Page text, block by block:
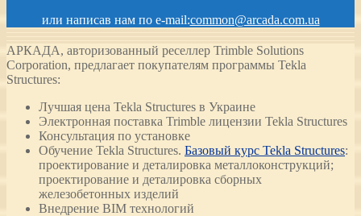
или написав нам по e-mail:common@arcada.com.ua
АРКАДА, авторизованный реселлер Trimble Solutions
Corporation, предлагает покупателям программы Tekla
Structures:
Лучшая цена Tekla Structures в Украине
Электронная поставка Trimble лицензии Tekla Structures
Консультация по установке
Обучение Tekla Structures. Базовый курс Tekla Structures:
проектирование и деталировка металлоконструкций;
проектирование и деталировка сборных
железобетонных изделий
Внедрение BIM технологий